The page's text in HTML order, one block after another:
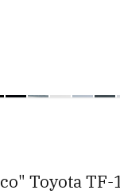
Toyota